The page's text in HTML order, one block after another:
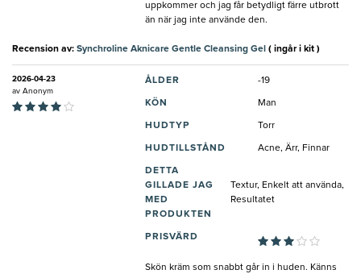
uppkommer och jag får betydligt färre utbrott
än när jag inte använde den.
Recension av: Synchroline Aknicare Gentle Cleansing Gel ( ingår i kit )
2026-04-23
av Anonym
ÅLDER -19
KÖN Man
HUDTYP Torr
HUDTILLSTÅND Acne, Ärr, Finnar
DETTA
GILLADE JAG
MED
PRODUKTEN
Textur, Enkelt att använda,
Resultatet
PRISVÄRD
Skön kräm som snabbt går in i huden. Känns